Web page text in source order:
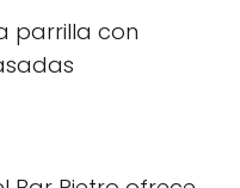
parrilla con